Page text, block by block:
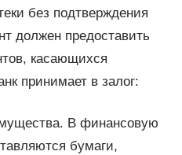
без подтверждения
должен предоставить
касающихся
принимает в залог:
В финансовую
бумаги,